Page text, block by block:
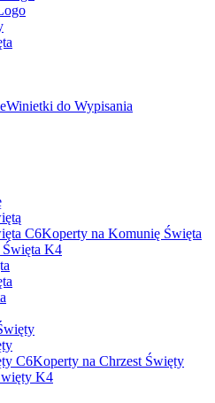
Winietki do Wypisania
C6Koperty na Komunię Święta
K4
C6Koperty na Chrzest Święty
K4